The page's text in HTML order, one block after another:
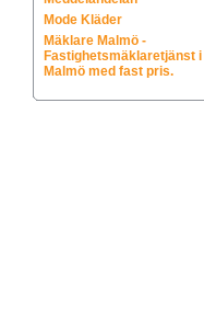
Mode Kläder
Mäklare Malmö -
Fastighetsmäklaretjänst i
Malmö med fast pris.